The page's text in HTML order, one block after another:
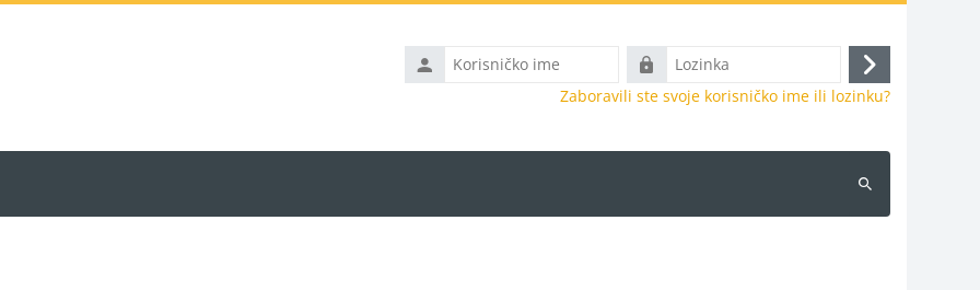
Korisničko
ime
Lozinka
Prijava
Zaboravili ste svoje korisničko ime ili lozinku?
Pretraži
kurseve